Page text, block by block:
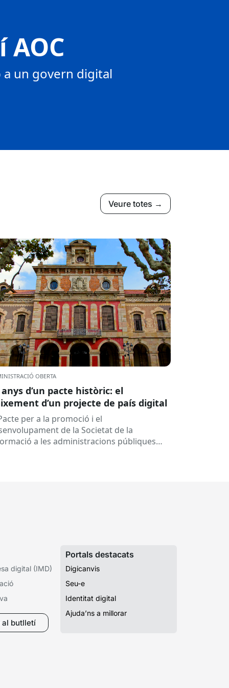
a un govern digital
Veure totes →
OBERTA
anys d’un pacte històric: el
d’un projecte de país digital
per a la promoció i el
de la Societat de la
a les administracions públiques
digital (IMD)
butlletí
Portals destacats
Digicanvis
Seu-e
Identitat digital
Ajuda’ns a millorar